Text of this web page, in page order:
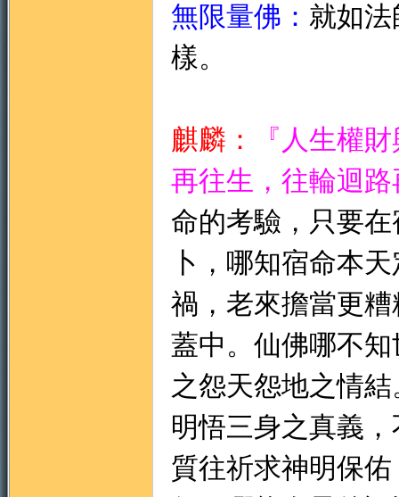
無限量佛： 就如
樣。
麒麟： 『 人生權
再往生，往輪迴
命的考驗，只要
卜，哪知宿命本
禍，老來擔當更
蓋中。仙佛哪不
之怨天怨地之情
明悟三身之真義
質往祈求神明保